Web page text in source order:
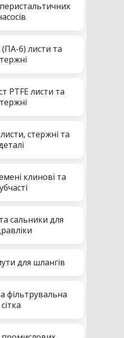
6) листи та
PTFE листи та
стержні та
клинові та
сальники для
для шлангів
фільтрувальна
сітка